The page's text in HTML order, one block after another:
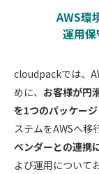
AWS環
運用
cloudpackでは、
めに、 お客様が円
を1つのパッケージ
ステムをAWSへ移
ベンダーとの連携
よび運用について